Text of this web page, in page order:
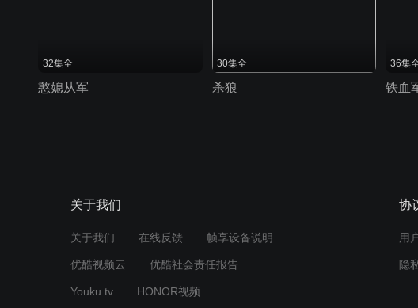
32集全
憨媳从军
30集全
杀狼
36集
铁血
关于我们
关于我们 在线反馈 帧享设备说明
优酷视频云 优酷社会责任报告
Youku.tv HONOR视频
协
用
隐